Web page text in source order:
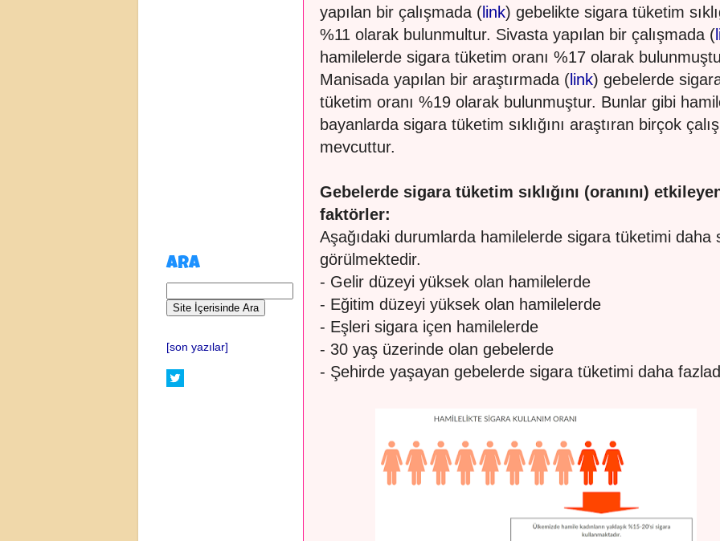
yapılan bir çalışmada ( link) gebelikte sigara tüketim
%11 olarak bulunmultur. Sivasta yapılan bir çalışmada (
hamilelerde sigara tüketim oranı %17 olarak
Manisada yapılan bir araştırmada ( link) gebelerde
tüketim oranı %19 olarak bulunmuştur. Bunlar gibi
bayanlarda sigara tüketim sıklığını araştıran birçok
mevcuttur.
Gebelerde sigara tüketim sıklığını (oranını)
faktörler:
Aşağıdaki durumlarda hamilelerde sigara tüketimi daha
görülmektedir.
- Gelir düzeyi yüksek olan hamilelerde
- Eğitim düzeyi yüksek olan hamilelerde
- Eşleri sigara içen hamilelerde
- 30 yaş üzerinde olan gebelerde
- Şehirde yaşayan gebelerde sigara tüketimi daha
ARA
[son yazılar]